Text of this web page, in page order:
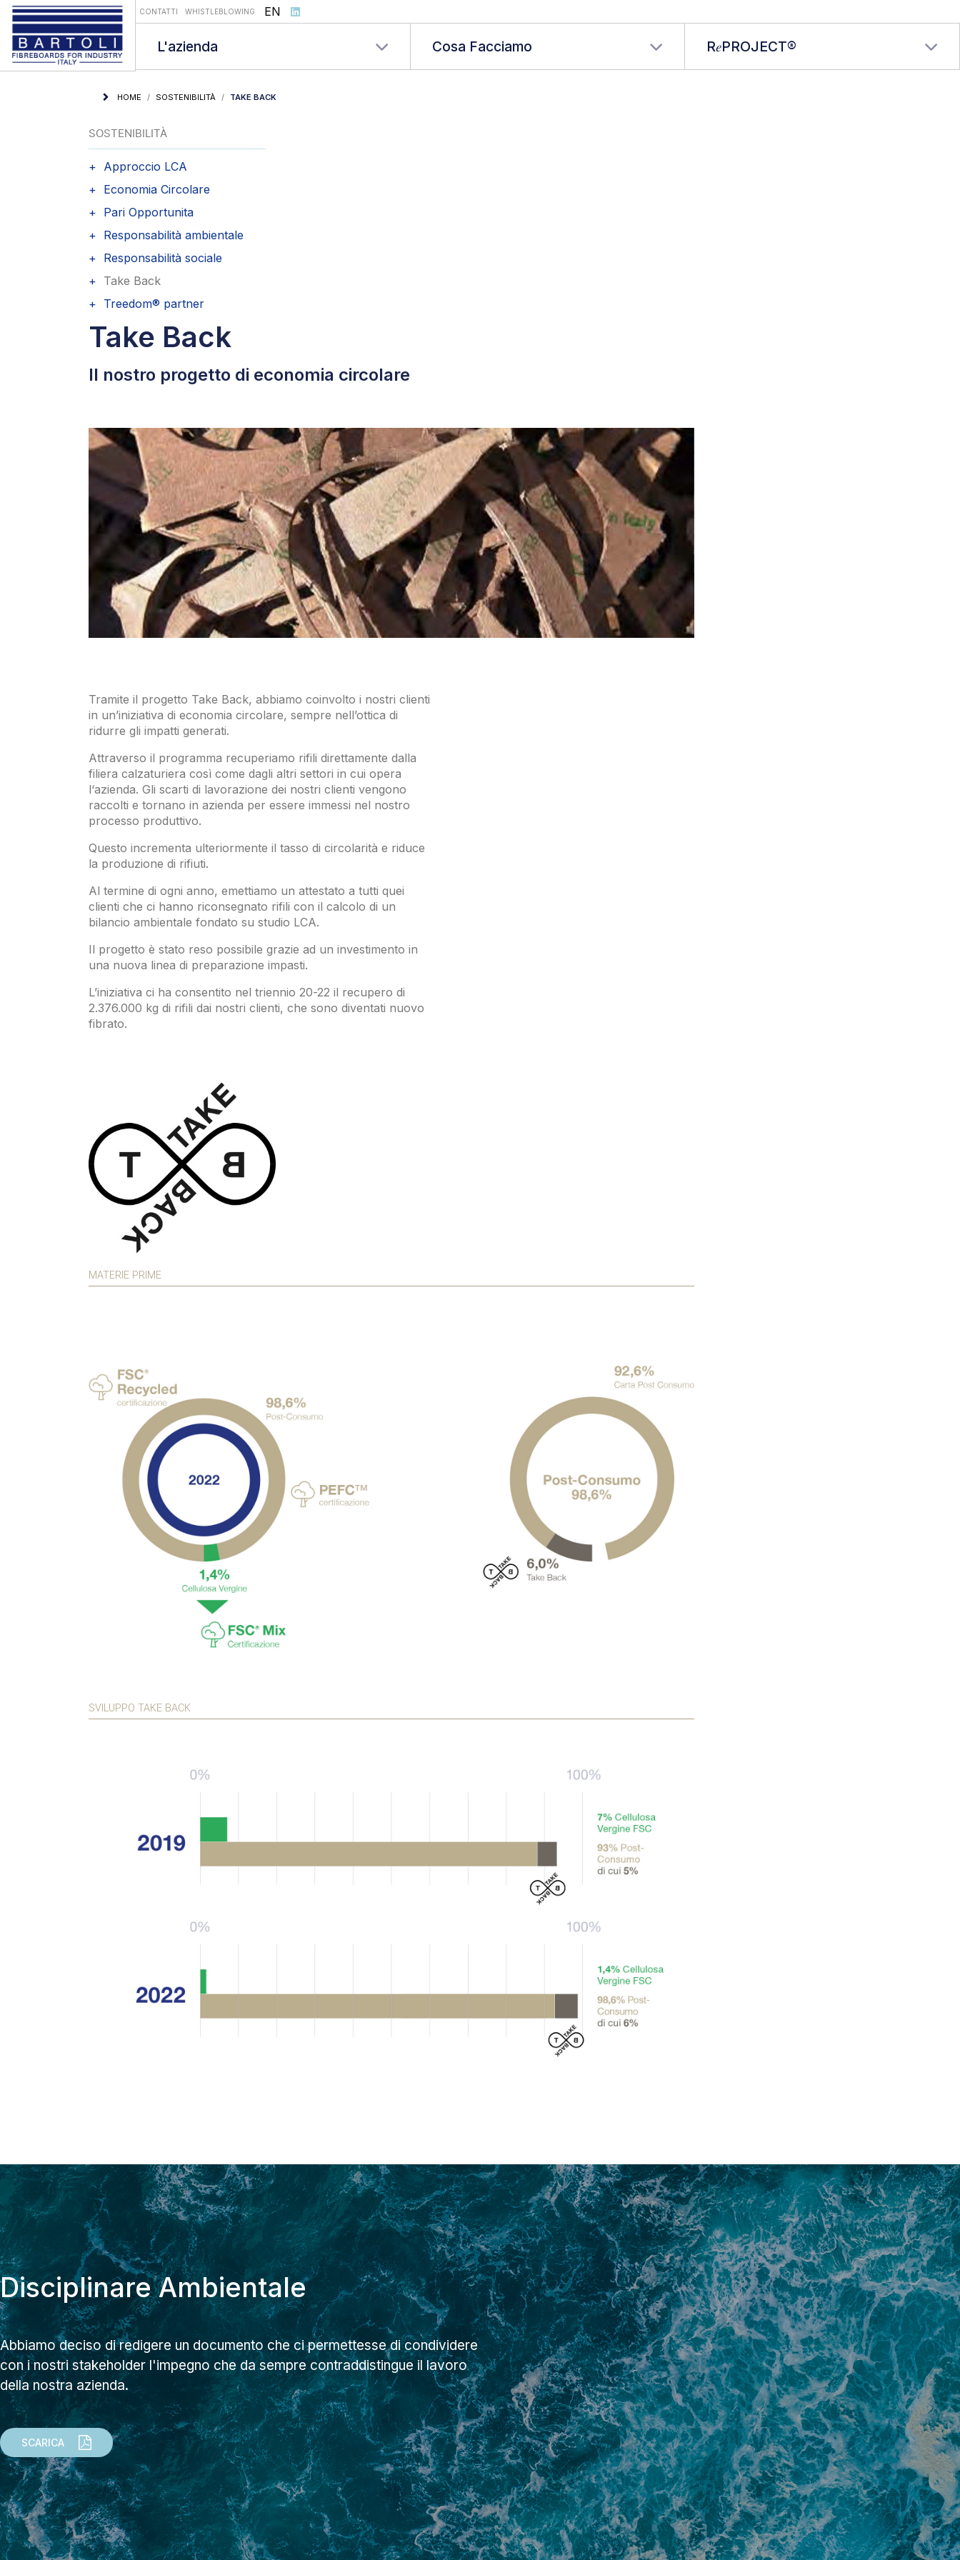
CONTATTI WHISTLEBLOWING Seleziona la tua lingua
EN
L'azienda Cosa Facciamo R𝑒PROJECT®
HOME SOSTENIBILITÀ TAKE BACK
SOSTENIBILITÀ
Approccio LCA
Economia Circolare
Pari Opportunita
Responsabilità ambientale
Responsabilità sociale
Take Back
Treedom® partner
Take Back
Il nostro progetto di economia circolare
Tramite il progetto Take Back, abbiamo coinvolto i nostri clienti
in un’iniziativa di economia circolare, sempre nell’ottica di
ridurre gli impatti generati.
Attraverso il programma recuperiamo rifili direttamente dalla
filiera calzaturiera così come dagli altri settori in cui opera
l‘azienda. Gli scarti di lavorazione dei nostri clienti vengono
raccolti e tornano in azienda per essere immessi nel nostro
processo produttivo.
Questo incrementa ulteriormente il tasso di circolarità e riduce
la produzione di rifiuti.
Al termine di ogni anno, emettiamo un attestato a tutti quei
clienti che ci hanno riconsegnato rifili con il calcolo di un
bilancio ambientale fondato su studio LCA.
Il progetto è stato reso possibile grazie ad un investimento in
una nuova linea di preparazione impasti.
L’iniziativa ci ha consentito nel triennio 20-22 il recupero di
2.376.000 kg di rifili dai nostri clienti, che sono diventati nuovo
fibrato.
MATERIE PRIME
SVILUPPO TAKE BACK
Disciplinare Ambientale
Abbiamo deciso di redigere un documento che ci permettesse di condividere
con i nostri stakeholder l'impegno che da sempre contraddistingue il lavoro
della nostra azienda.
SCARICA